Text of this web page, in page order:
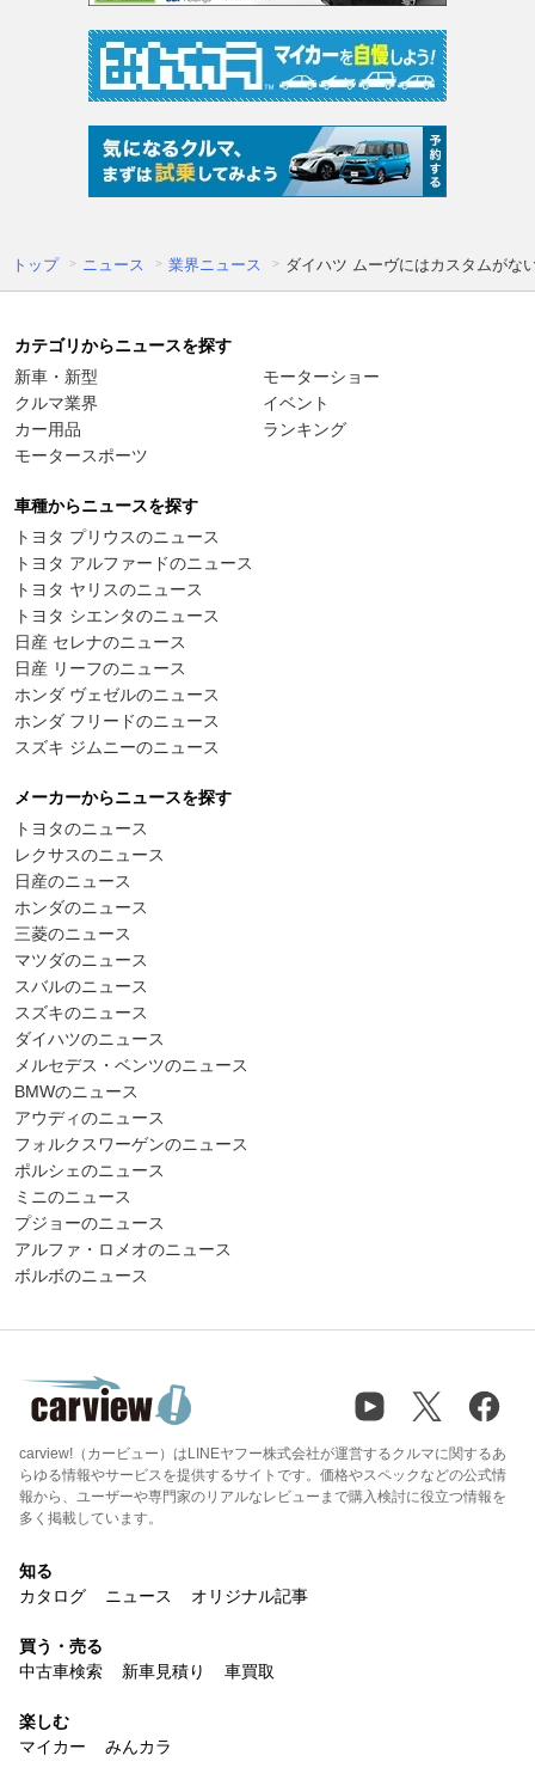
トップ ニュース 業界ニュース ダイハツ ムーヴにはカスタムが
カテゴリからニュースを探す
新車・新型
クルマ業界
カー用品
モータースポーツ
モーターショー
イベント
ランキング
車種からニュースを探す
トヨタ プリウスのニュース
トヨタ アルファードのニュース
トヨタ ヤリスのニュース
トヨタ シエンタのニュース
日産 セレナのニュース
日産 リーフのニュース
ホンダ ヴェゼルのニュース
ホンダ フリードのニュース
スズキ ジムニーのニュース
メーカーからニュースを探す
トヨタのニュース
レクサスのニュース
日産のニュース
ホンダのニュース
三菱のニュース
マツダのニュース
スバルのニュース
スズキのニュース
ダイハツのニュース
メルセデス・ベンツのニュース
BMWのニュース
アウディのニュース
フォルクスワーゲンのニュース
ポルシェのニュース
ミニのニュース
プジョーのニュース
アルファ・ロメオのニュース
ボルボのニュース
carview!（カービュー）はLINEヤフー株式会社が運営するクルマに関するあ
らゆる情報やサービスを提供するサイトです。価格やスペックなどの公式情
報から、ユーザーや専門家のリアルなレビューまで購入検討に役立つ情報を
多く掲載しています。
知る
カタログ
ニュース オリジナル記事
買う・売る
中古車検索
新車見積り 車買取
楽しむ
マイカー
みんカラ